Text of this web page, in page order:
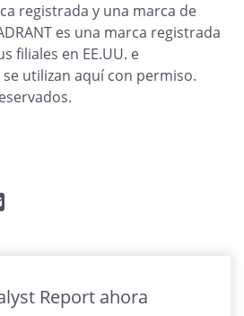
registrada y una marca de
es una marca registrada
filiales en EE.UU. e
utilizan aquí con permiso.
Report ahora